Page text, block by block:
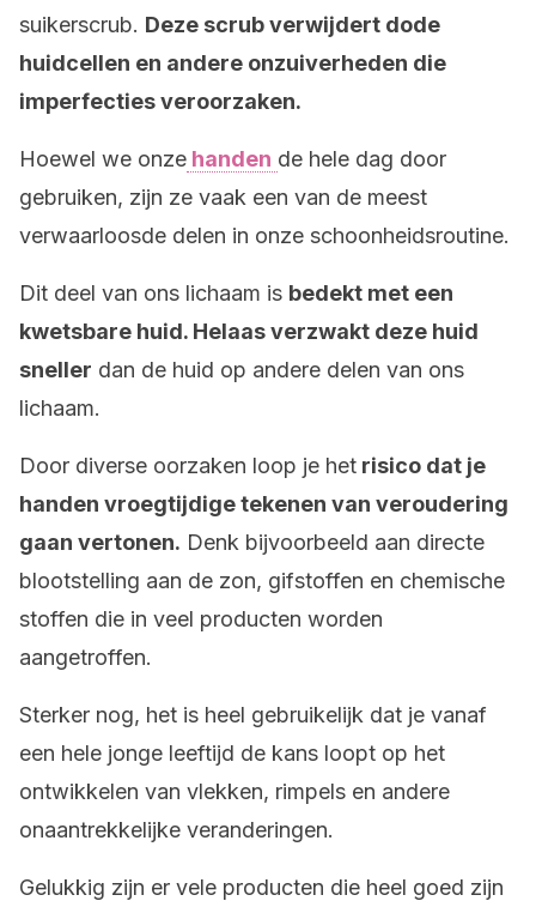
suikerscrub. Deze scrub verwijdert dode
huidcellen en andere onzuiverheden die
imperfecties veroorzaken.
Hoewel we onze handen de hele dag door
gebruiken, zijn ze vaak een van de meest
verwaarloosde delen in onze schoonheidsroutine.
Dit deel van ons lichaam is bedekt met een
kwetsbare huid. Helaas verzwakt deze huid
sneller dan de huid op andere delen van ons
lichaam.
Door diverse oorzaken loop je het risico dat je
handen vroegtijdige tekenen van veroudering
gaan vertonen. Denk bijvoorbeeld aan directe
blootstelling aan de zon, gifstoffen en chemische
stoffen die in veel producten worden
aangetroffen.
Sterker nog, het is heel gebruikelijk dat je vanaf
een hele jonge leeftijd de kans loopt op het
ontwikkelen van vlekken, rimpels en andere
onaantrekkelijke veranderingen.
Gelukkig zijn er vele producten die heel goed zijn